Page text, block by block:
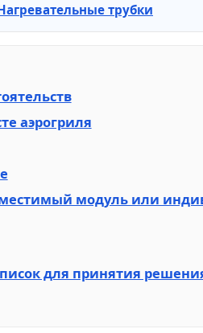
трубки
аэрогриля
модуль или
для принятия